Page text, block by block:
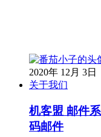
2020年 12月 3日
关于我们
机客盟 邮件
码邮件